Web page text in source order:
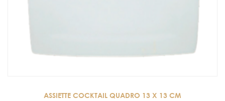
ASSIETTE COCKTAIL QUADRO 13 X 13 CM